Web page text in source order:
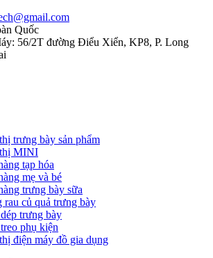
Quốc
56/2T đường Điểu Xiển, KP8, P. Long
trưng bày sản phẩm
MINI
tạp hóa
mẹ và bé
trưng bày sữa
rau củ quả trưng bày
trưng bày
phụ kiện
điện máy đồ gia dụng